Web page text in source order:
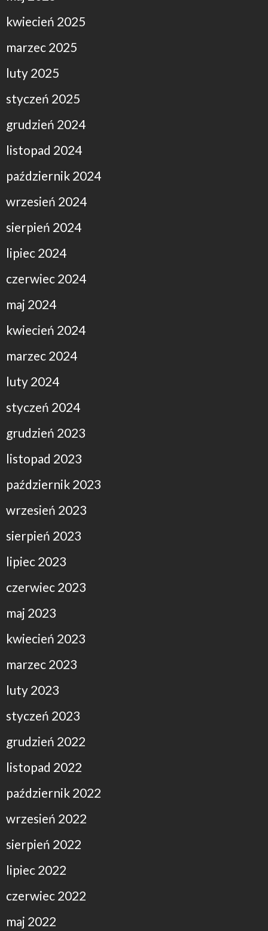
kwiecień 2025
marzec 2025
luty 2025
styczeń 2025
grudzień 2024
listopad 2024
październik 2024
wrzesień 2024
sierpień 2024
lipiec 2024
czerwiec 2024
maj 2024
kwiecień 2024
marzec 2024
luty 2024
styczeń 2024
grudzień 2023
listopad 2023
październik 2023
wrzesień 2023
sierpień 2023
lipiec 2023
czerwiec 2023
maj 2023
kwiecień 2023
marzec 2023
luty 2023
styczeń 2023
grudzień 2022
listopad 2022
październik 2022
wrzesień 2022
sierpień 2022
lipiec 2022
czerwiec 2022
maj 2022